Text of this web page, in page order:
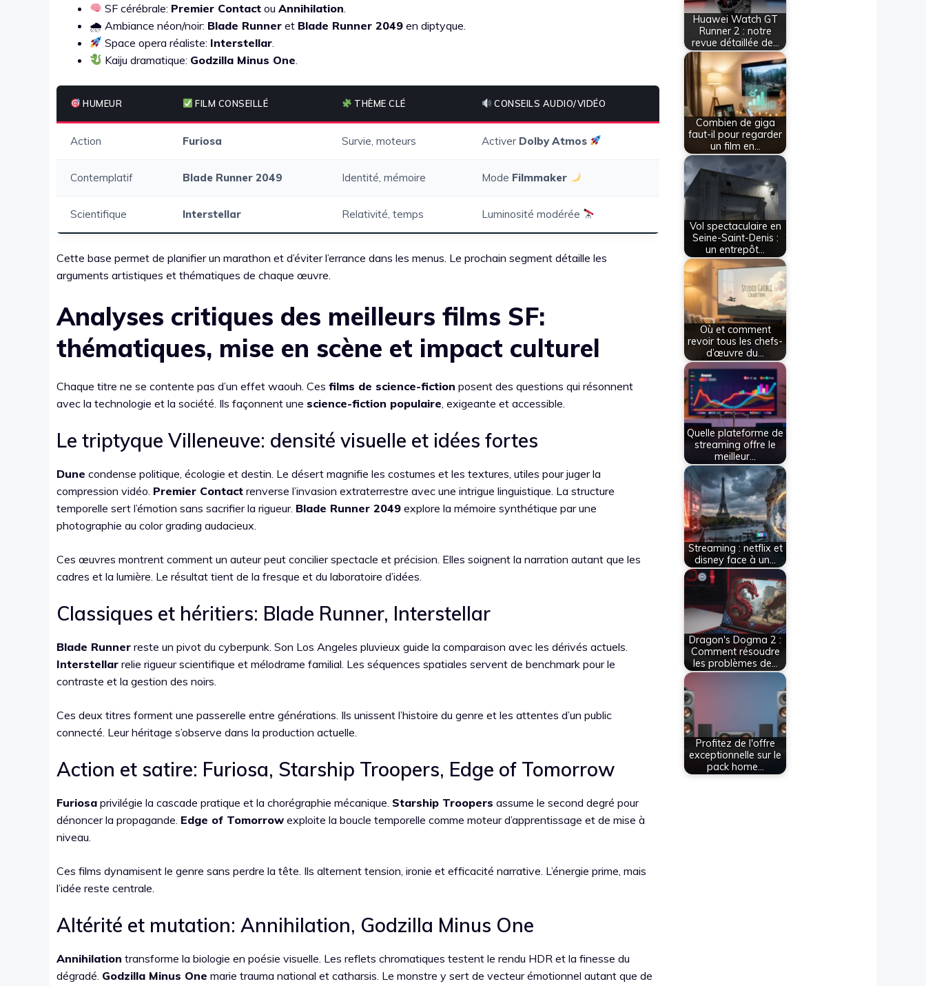
SF cérébrale: Premier Contact ouAnnihilation
🌧 Ambiance néon/noir: Blade Runner et Blade Runner 2049 en diptyque.
Space opera réaliste: Interstellar
Kaiju dramatique: Godzilla Minus One
HUMEUR FILM CONSEILLÉ THÈME CLÉ CONSEILS AUDIO/VIDÉO
Action Furiosa Survie, moteurs Activer Dolby Atmos
Contemplatif Blade Runner 2049 Identité, mémoire Mode Filmmaker
Scientifique Interstellar Relativité, temps Luminosité modérée
Cette base permet de planifier un marathon et d’éviter l’errance dans les menus. Le prochain segment détaille les
arguments artistiques et thématiques de chaque œuvre.
Analyses critiques des meilleurs films SF:
thématiques, mise en scène et impact culturel
Chaque titre ne se contente pas d’un effet waouh. Ces films de science-fiction posent des questions qui résonnent
avec la technologie et la société. Ils façonnent une science-fiction populaire , exigeante et accessible.
Le triptyque Villeneuve: densité visuelle et idées fortes
Dune condense politique, écologie et destin. Le désert magnifie les costumes et les textures, utiles pour juger la
compression vidéo. Premier Contact renverse l’invasion extraterrestre avec une intrigue linguistique. La structure
temporelle sert l’émotion sans sacrifier la rigueur. Blade Runner 2049 explore la mémoire synthétique par une
photographie au color grading audacieux.
Ces œuvres montrent comment un auteur peut concilier spectacle et précision. Elles soignent la narration autant que les
cadres et la lumière. Le résultat tient de la fresque et du laboratoire d’idées.
Classiques et héritiers: Blade Runner, Interstellar
Blade Runner reste un pivot du cyberpunk. Son Los Angeles pluvieux guide la comparaison avec les dérivés actuels.
Interstellar relie rigueur scientifique et mélodrame familial. Les séquences spatiales servent de benchmark pour le
contraste et la gestion des noirs.
Ces deux titres forment une passerelle entre générations. Ils unissent l’histoire du genre et les attentes d’un public
connecté. Leur héritage s’observe dans la production actuelle.
Action et satire: Furiosa, Starship Troopers, Edge of Tomorrow
Furiosa privilégie la cascade pratique et la chorégraphie mécanique. Starship Troopers assume le second degré pour
dénoncer la propagande. Edge of Tomorrow exploite la boucle temporelle comme moteur d’apprentissage et de mise à
niveau.
Ces films dynamisent le genre sans perdre la tête. Ils alternent tension, ironie et efficacité narrative. L’énergie prime, mais
l’idée reste centrale.
Altérité et mutation: Annihilation, Godzilla Minus One
Annihilation transforme la biologie en poésie visuelle. Les reflets chromatiques testent le rendu HDR et la finesse du
dégradé. Godzilla Minus One marie trauma national et catharsis. Le monstre y sert de vecteur émotionnel autant que de
Huawei Watch GT
Runner 2 : notre
revue détaillée de…
Combien de giga
faut-il pour regarder
un film en…
Vol spectaculaire en
Seine-Saint-Denis :
un entrepôt…
Où et comment
revoir tous les chefs-
d’œuvre du…
Quelle plateforme de
streaming offre le
meilleur…
Streaming : netflix et
disney face à un…
Dragon's Dogma 2 :
Comment résoudre
les problèmes de…
Profitez de l'offre
exceptionnelle sur le
pack home…